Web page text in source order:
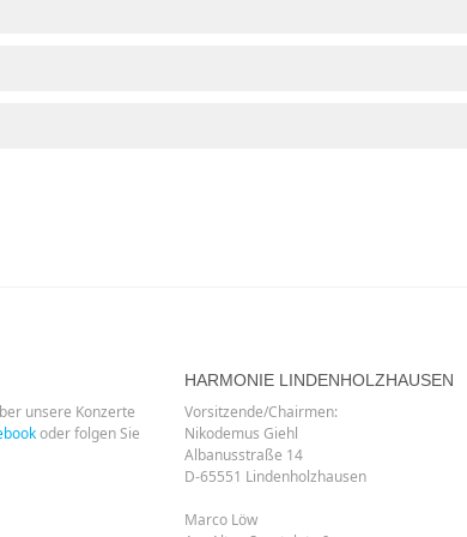
unsere Konzerte
oder folgen Sie
HARMONIE LINDENHOLZHAUSEN
Vorsitzende/Chairmen:
Nikodemus Giehl
Albanusstraße 14
D-65551 Lindenholzhausen
Marco Löw